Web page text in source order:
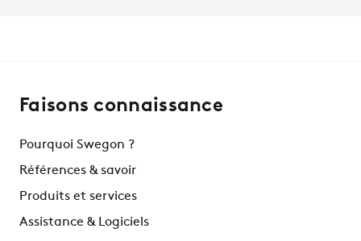
Faisons connaissance
Pourquoi Swegon ?
Références & savoir
Produits et services
Assistance & Logiciels